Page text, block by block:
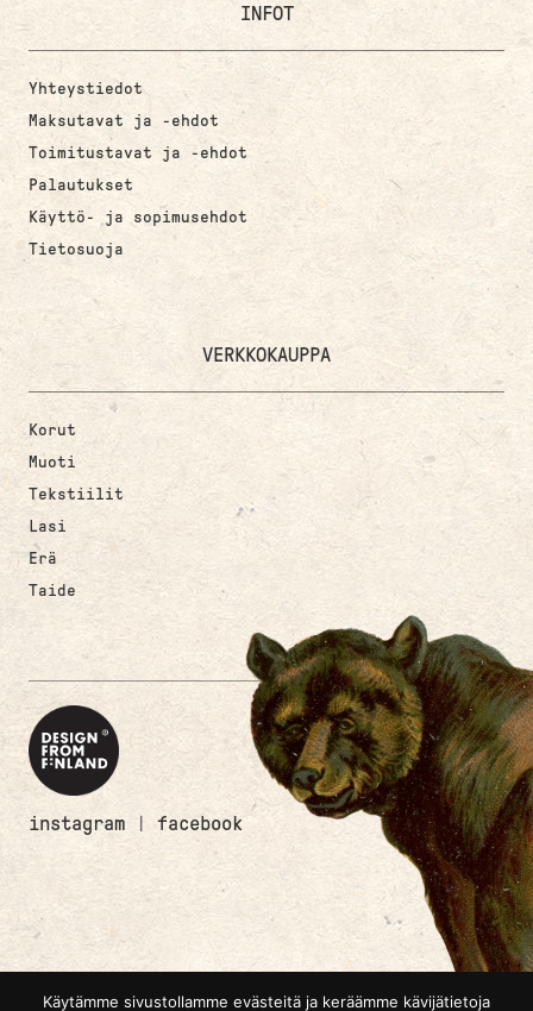
INFOT
Yhteystiedot
Maksutavat ja -ehdot
Toimitustavat ja -ehdot
Palautukset
Käyttö- ja sopimusehdot
Tietosuoja
VERKKOKAUPPA
Korut
Muoti
Tekstiilit
Lasi
Erä
Taide
instagram |facebook
Käytämme sivustollamme evästeitä ja keräämme kävijätietoja